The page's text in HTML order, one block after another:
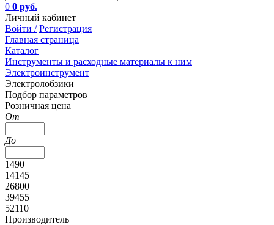
0 0 руб.
Личный кабинет
Войти / Регистрация
Главная страница
Каталог
Инструменты и расходные материалы к ним
Электроинструмент
Электролобзики
Подбор параметров
Розничная цена
От
До
1490
14145
26800
39455
52110
Производитель